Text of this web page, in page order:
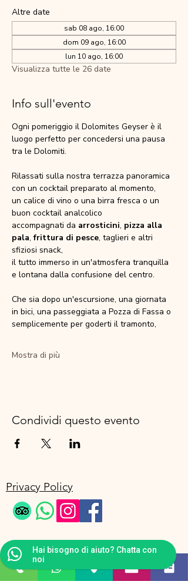
Altre date
sab 08 ago, 16:00
dom 09 ago, 16:00
lun 10 ago, 16:00
Visualizza tutte le 26 date
Info sull'evento
Ogni pomeriggio il Dolomites Geyser è il
luogo perfetto per concedersi una pausa
tra le Dolomiti.
Rilassati sulla nostra terrazza panoramica
con un cocktail preparato al momento,
un calice di vino o una birra fresca o un
buon cocktail analcolico
accompagnati da arrosticini, pizza alla
pala, frittura di pesce, taglieri e altri
sfiziosi snack,
il tutto immerso in un'atmosfera tranquilla
e lontana dalla confusione del centro.
Che sia dopo un'escursione, una giornata
in bici, una passeggiata a Pozza di Fassa o
semplicemente per goderti il tramonto,
Mostra di più
Condividi questo evento
Privacy Policy
Hai bisogno di aiuto? Chatta con
noi